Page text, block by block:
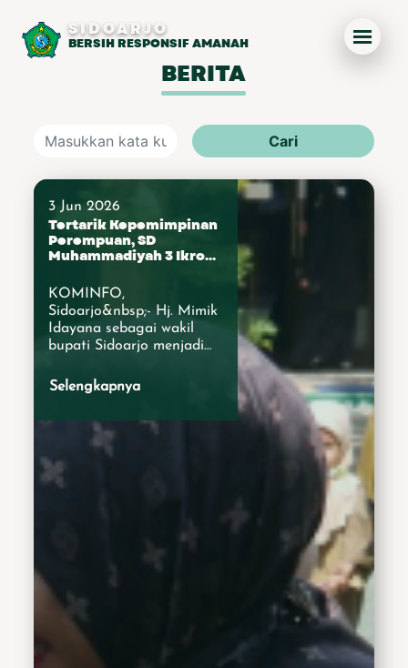
SIDOARJO
BERSIH RESPONSIF AMANAH
BERITA
Cari
3 Jun 2026
Tertarik Kepemimpinan
Perempuan, SD
Muhammadiyah 3 Ikrom
Wabup Sidoarjo
KOMINFO,
Sidoarjo&nbsp;- Hj. Mimik
Idayana sebagai wakil
bupati Sidoarjo menjadi
Muhammadiyah 3 Ikrom
Taman. Mereka ingin
perempuan dapat menjadi
sosok yang kuat dan
inspiratif dalam dunia
pendidikan dan
perjalanan hidup Wabup
Hj. Mimik Idayana sampai
diposisi saat ini dapat
bagi siswa siswinya. Pagi
Selengkapnya